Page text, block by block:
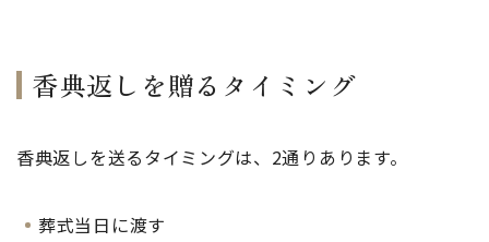
香典返しを贈るタイミング
香典返しを送るタイミングは、2通りあります。
葬式当日に渡す